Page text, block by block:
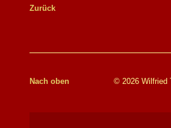
Zurück
Nach oben © 2026 Wilfried